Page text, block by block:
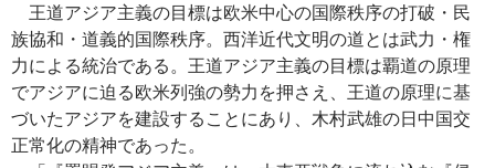
王道アジア主義の目標は欧米中心の国際秩序の打破・民
族協和・道義的国際秩序。西洋近代文明の道とは武力・権
力による統治である。王道アジア主義の目標は覇道の原理
でアジアに迫る欧米列強の勢力を押さえ、王道の原理に基
づいたアジアを建設することにあり、木村武雄の日中国交
正常化の精神であった。